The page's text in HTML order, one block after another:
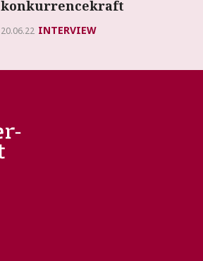
konkurrencekraft
20.06.22 INTERVIEW